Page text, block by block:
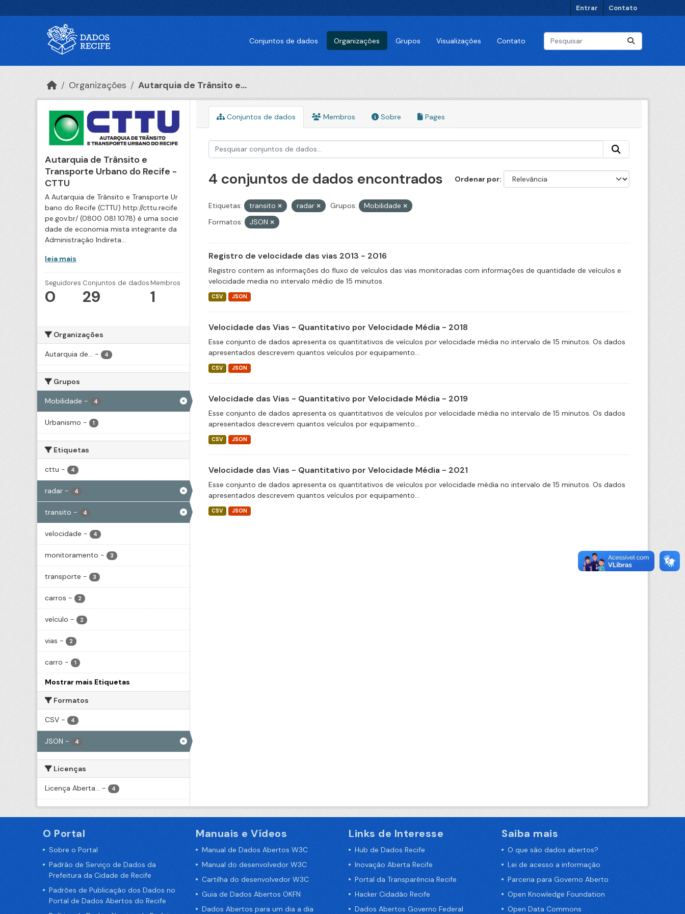
Entrar Contato
Conjuntos de dados Organizações Grupos Visualizações Contato
Organizações Autarquia de Trânsito e...
Autarquia de Trânsito e
Transporte Urbano do Recife -
CTTU
A Autarquia de Trânsito e Transporte Ur
bano do Recife (CTTU) http://cttu.recife.
pe.gov.br/ (0800 081 1078) é uma socie
dade de economia mista integrante da
Administração Indireta...
leia mais
Seguidores
0
Conjuntos de dados
29
Membros
1
Organizações
Autarquia de... - 4
Grupos
Mobilidade - 4
Urbanismo - 1
Etiquetas
cttu - 4
radar - 4
transito - 4
velocidade - 4
monitoramento - 3
transporte - 3
carros - 2
veículo - 2
vias - 2
carro - 1
Mostrar mais Etiquetas
Formatos
CSV - 4
JSON - 4
Licenças
Licença Aberta... - 4
Conjuntos de dados Membros Sobre Pages
Ordenar por
4 conjuntos de dados encontrados
Etiquetas: transito radar Grupos:
Mobilidade
Formatos:
JSON
Registro de velocidade das vias 2013 - 2016
Registro contem as informações do fluxo de veículos das vias monitoradas com informações de quantidade de veículos e
velocidade media no intervalo médio de 15 minutos.
CSV JSON
Velocidade das Vias - Quantitativo por Velocidade Média - 2018
Esse conjunto de dados apresenta os quantitativos de veículos por velocidade média no intervalo de 15 minutos. Os dados
apresentados descrevem quantos veículos por equipamento...
CSV JSON
Velocidade das Vias - Quantitativo por Velocidade Média - 2019
Esse conjunto de dados apresenta os quantitativos de veículos por velocidade média no intervalo de 15 minutos. Os dados
apresentados descrevem quantos veículos por equipamento...
CSV JSON
Velocidade das Vias - Quantitativo por Velocidade Média - 2021
Esse conjunto de dados apresenta os quantitativos de veículos por velocidade média no intervalo de 15 minutos. Os dados
apresentados descrevem quantos veículos por equipamento...
CSV JSON
O Portal
Sobre o Portal
Padrão de Serviço de Dados da
Prefeitura da Cidade de Recife
Padrões de Publicação dos Dados no
Portal de Dados Abertos do Recife
Manuais e Vídeos
Manual de Dados Abertos W3C
Manual do desenvolvedor W3C
Cartilha do desenvolvedor W3C
Guia de Dados Abertos OKFN
Dados Abertos para um dia a dia
Links de Interesse
Hub de Dados Recife
Inovação Aberta Recife
Portal da Transparência Recife
Hacker Cidadão Recife
Dados Abertos Governo Federal
Saiba mais
O que são dados abertos?
Lei de acesso a informação
Parceria para Governo Aberto
Open Knowledge Foundation
Open Data Commons